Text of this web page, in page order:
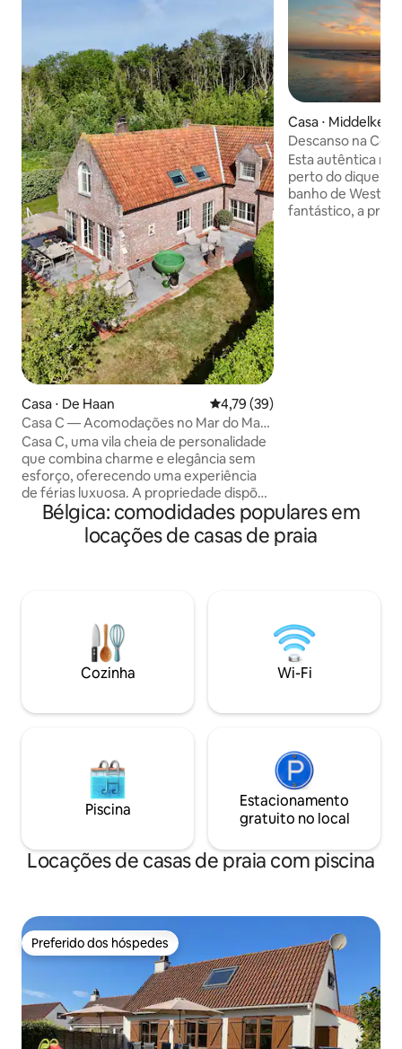
Casa ⋅ De Haan 4,79 de uma avaliação média
4,79 (39)
Casa C — Acomodações no Mar do Mar
do Norte
Casa C, uma vila cheia de personalidade
que combina charme e elegância sem
esforço, oferecendo uma experiência
de férias luxuosa. A propriedade dispõe
de 5 quartos, 3 banheiros/chuveiros,
estacionamento para 5 carros, lareira
aberta e um espaçoso jardim
O mar, as vastas dunas e os pitorescos
centros das aldeias de De Haan e
Wenduine estão a uma curta distância a
Casa ⋅
Descanso na
quartos - 2
Esta autêntica
perto do dique
banho de
fantástico, a
Bélgica: comodidades populares em
locações de casas de praia
Cozinha Wi-Fi
Piscina
Estacionamento
gratuito no local
Locações de casas de praia com piscina
Preferido dos hóspedes
Preferido dos hóspedes